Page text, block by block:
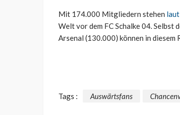
Mit 174.000 Mitgliedern stehen
Welt vor dem FC Schalke 04. Selbst
Arsenal (130.000) können in
Tags : Auswärtsfans